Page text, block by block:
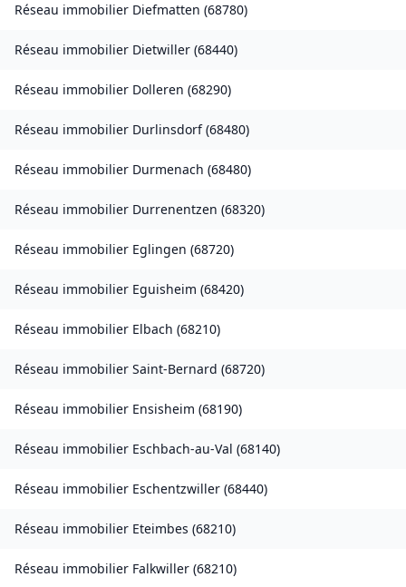
Réseau immobilier Diefmatten (68780)
Réseau immobilier Dietwiller (68440)
Réseau immobilier Dolleren (68290)
Réseau immobilier Durlinsdorf(68480)
Réseau immobilier Durmenach (68480)
Réseau immobilier Durrenentzen (68320)
Réseau immobilier Eglingen (68720)
Réseau immobilier Eguisheim (68420)
Réseau immobilier Elbach (68210)
Réseau immobilier Saint-Bernard (68720)
Réseau immobilier Ensisheim (68190)
Réseau immobilier Eschbach-au-Val (68140)
Réseau immobilier Eschentzwiller (68440)
Réseau immobilier Eteimbes (68210)
Réseau immobilier Falkwiller (68210)